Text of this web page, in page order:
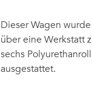
Dieser Wagen
über eine Werkstatt
sechs
ausgestattet.